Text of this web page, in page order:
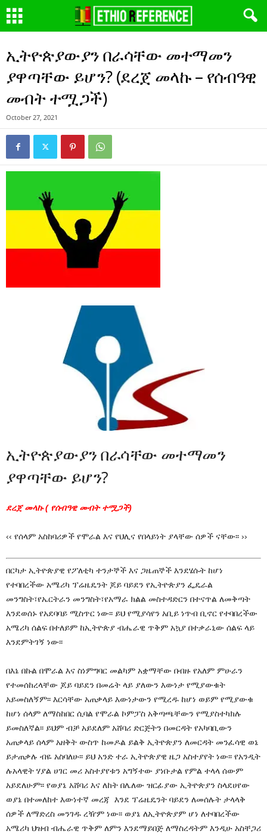
ኢትዮጵያውያን በራሳቸው መተማመን
ያዋጣቸው ይሆን? (ደረጀ መላኩ – የሰብዓዊ
መብት ተሟጋች)
October 27, 2021
ኢትዮጵያውያን በራሳቸው መተማመን
ያዋጣቸው ይሆን?
ደረጀ መላኩ ( የሰብዓዊ መብት ተሟጋች)
‹‹ የሰላም አስከባሪዎች የሞራል እና የህሊና የበላይነት ያላቸው ሰዎች ናቸው፡፡ ››
በርካታ ኢትዮጵያዊ የፖለቲካ ተንታኞች እና ጋዜጠኞች እንደሄሱት ከሆነ
የተባበረችው አሜሪካ ፕሬዜዴንት ጆይ ባይደን የኢትዮጵያን ፌዴራል
መንግስት፣የኤርትራን መንግስት፣የአማራ ክልል መስተዳድርን በተናጥል ለመቅጣት
እንደወሰኑ የአደባባይ ሚስጥር ነው፡፡ ይህ የሚያሳየን አቢይ ነጥብ ቢኖር የተባበረችው
አሜሪካ ሰልፍ በተለይም ከኢትዮጵያ ብሔራዊ ጥቅም አኳያ በተቃራኒው ሰልፍ ላይ
እንደምትገኝ ነው፡፡
በእኔ በኩል በሞራል እና ስነምግባር መልካም አቋማቸው በብዙ የአለም ምሁራን
የተመሰከረላቸው ጆይ ባይደን በመሬት ላይ ያለውን እውነታ የሚያውቁት
አይመስለኝም፡፡ እርሳቸው አጠቃላይ እውነታውን የሚረዱ ከሆነ ወይም የሚያውቁ
ከሆነ ሰላም ለማስከበር ሲባል የሞራል ኮምፓስ አቅጣጫቸውን የሚያስተካክሉ
ይመስለኛል፡፡ ይህም ብቻ አይደለም አሸባሪ ድርጅትን በመርዳት የአካባቢውን
አጠቃላይ ሰላም አዘቅት ውስጥ ከመዶል ይልቅ ኢትዮጵያን ለመርዳት መንፈሳዊ ወኔ
ይታጠቃሉ ብዬ አስባለሁ፡፡ ይህ አንድ ተራ ኢትዮጵያዊ ዜጋ አስተያየት ነው፡፡ የአንዲት
ሉአላዊት ሃያል ሀገር መሪ አስተያየቱን አግኝተው ያነቡታል የምል ተላላ ሰውም
አይደለሁም፡፡ የወያኔ አሸባሪ እና ለከት በሌለው ዝርፊያው ኢትዮጵያን ስላደሀየው
ወያኔ በተመለከተ እውነተኛ መረጃ እንደ ፕሬዜዴንት ባይደን ለመሰሉት ታላላቅ
ሰዎች ለማድረስ መንገዱ ረዥም ነው፡፡ ወያኔ ለኢትዮጵያም ሆነ ለተባበረችው
አሜሪካ ህዝብ ብሔራዊ ጥቅም ለምን እንደማይበጅ ለማስረዳትም እንዲሁ አስቸጋሪ